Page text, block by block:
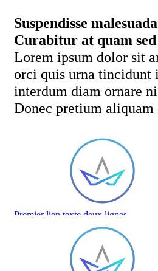
Suspendisse
Curabitur at quam
Lorem ipsum dolor sit
orci quis urna tincidunt
interdum diam ornare
Donec pretium aliquam
Premier lien texte deux lignes